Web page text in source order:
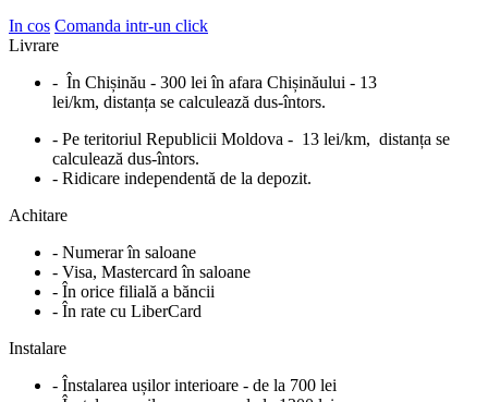
In cos Comanda intr-un click
Livrare
- În Chișinău - 300 lei în afara Chișinăului - 13
lei/km, distanța se calculează dus-întors.
- Pe teritoriul Republicii Moldova - 13 lei/km, distanța se
calculează dus-întors.
- Ridicare independentă de la depozit.
Achitare
- Numerar în saloane
- Visa, Mastercard în saloane
- În orice filială a băncii
- În rate cu LiberCard
Instalare
- Înstalarea ușilor interioare - de la 700 lei